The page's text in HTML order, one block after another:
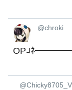
@chroki
OPｺﾈ